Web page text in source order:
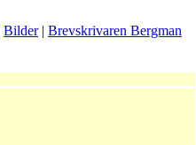
Bilder| Brevskrivaren Bergman